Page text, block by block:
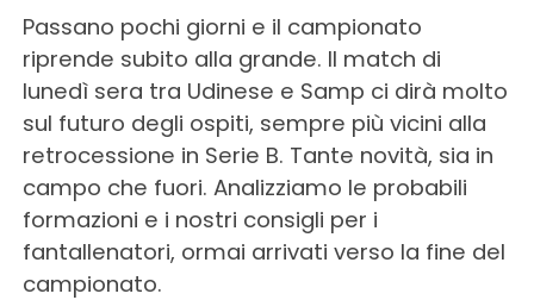
Passano pochi giorni e il campionato
riprende subito alla grande. Il match di
lunedì sera tra Udinese e Samp ci dirà molto
sul futuro degli ospiti, sempre più vicini alla
retrocessione in Serie B. Tante novità, sia in
campo che fuori. Analizziamo le probabili
formazioni e i nostri consigli per i
fantallenatori, ormai arrivati verso la fine del
campionato.